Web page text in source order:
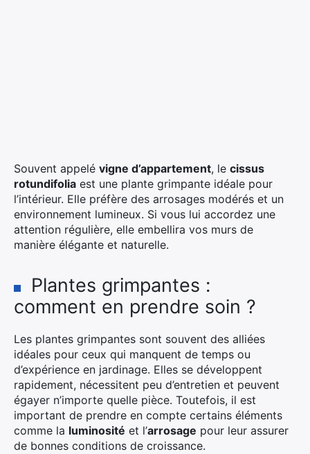
Souvent appelé vigne d’appartement, le cissus
rotundifolia est une plante grimpante idéale pour
l’intérieur. Elle préfère des arrosages modérés et un
environnement lumineux. Si vous lui accordez une
attention régulière, elle embellira vos murs de
manière élégante et naturelle.
Plantes grimpantes :
comment en prendre soin ?
Les plantes grimpantes sont souvent des alliées
idéales pour ceux qui manquent de temps ou
d’expérience en jardinage. Elles se développent
rapidement, nécessitent peu d’entretien et peuvent
égayer n’importe quelle pièce. Toutefois, il est
important de prendre en compte certains éléments
comme la luminosité et l’arrosage pour leur assurer
de bonnes conditions de croissance.